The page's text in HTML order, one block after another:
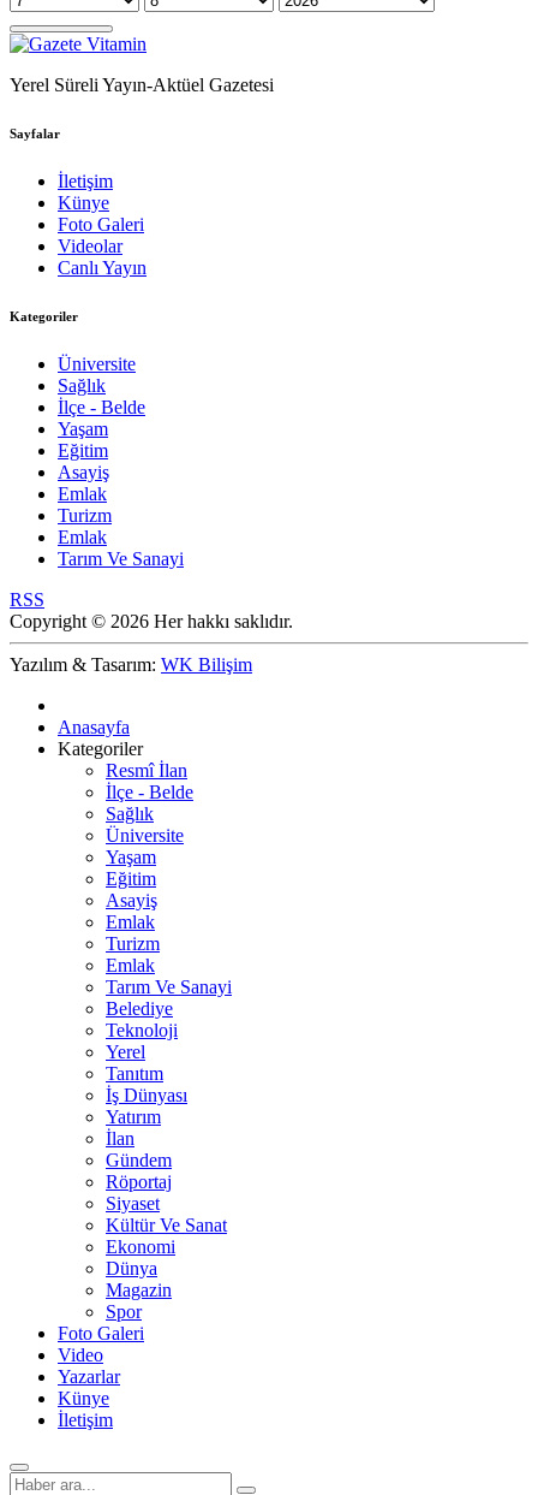
Yerel Süreli Yayın-Aktüel Gazetesi
Sayfalar
İletişim
Künye
Foto Galeri
Videolar
Canlı Yayın
Kategoriler
Üniversite
Sağlık
İlçe - Belde
Yaşam
Eğitim
Asayiş
Emlak
Turizm
Emlak
Tarım Ve Sanayi
RSS
Copyright © 2026 Her hakkı saklıdır.
Yazılım & Tasarım: WK Bilişim
Anasayfa
Kategoriler
Resmî İlan
İlçe - Belde
Sağlık
Üniversite
Yaşam
Eğitim
Asayiş
Emlak
Turizm
Emlak
Tarım Ve Sanayi
Belediye
Teknoloji
Yerel
Tanıtım
İş Dünyası
Yatırım
İlan
Gündem
Röportaj
Siyaset
Kültür Ve Sanat
Ekonomi
Dünya
Magazin
Spor
Foto Galeri
Video
Yazarlar
Künye
İletişim